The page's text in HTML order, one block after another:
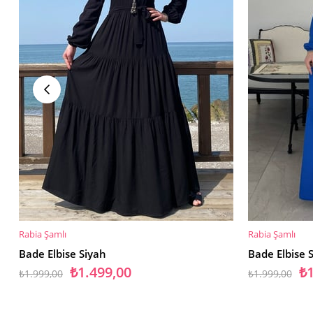
SEPETE EKLE
Rabia Şamlı
Bade Elbise Siyah
₺1.499,00
₺1.999,00
SEPETE EKLE
Rabia Şamlı
Bade Elbise
₺1.999,00